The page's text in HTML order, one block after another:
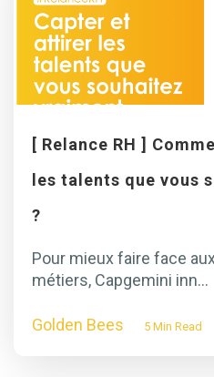
[ Relance RH ]
les talents que vous
?
Pour mieux faire face
métiers, Capgemini inn...
Golden Bees 5 Min Read